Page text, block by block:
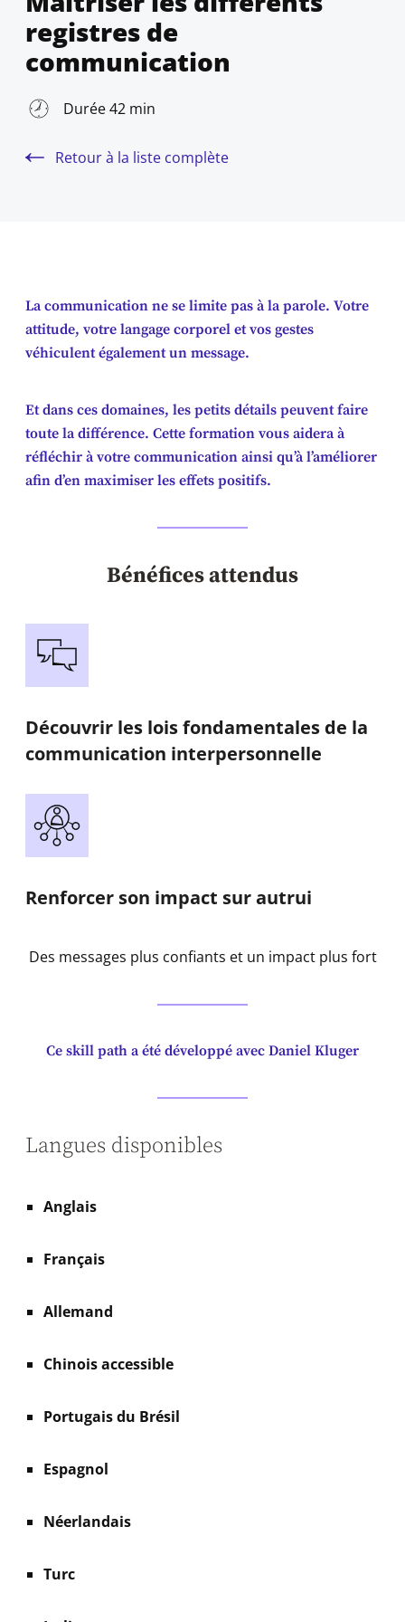
registres de
communication
Durée 42 min
Retour à la liste complète
La communication ne se limite pas à la parole. Votre
attitude, votre langage corporel et vos gestes
véhiculent également un message.
Et dans ces domaines, les petits détails peuvent faire
toute la différence. Cette formation vous aidera à
réfléchir à votre communication ainsi qu’à l’améliorer
afin d’en maximiser les effets positifs.
Bénéfices attendus
Découvrir les lois fondamentales de la
communication interpersonnelle
Renforcer son impact sur autrui
Des messages plus confiants et un impact plus fort
Ce skill path a été développé avec Daniel Kluger
Langues disponibles
Anglais
Français
Allemand
Chinois accessible
Portugais du Brésil
Espagnol
Néerlandais
Turc